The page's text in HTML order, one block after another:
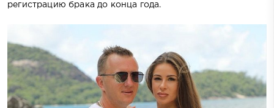
регистрацию брака до конца года.